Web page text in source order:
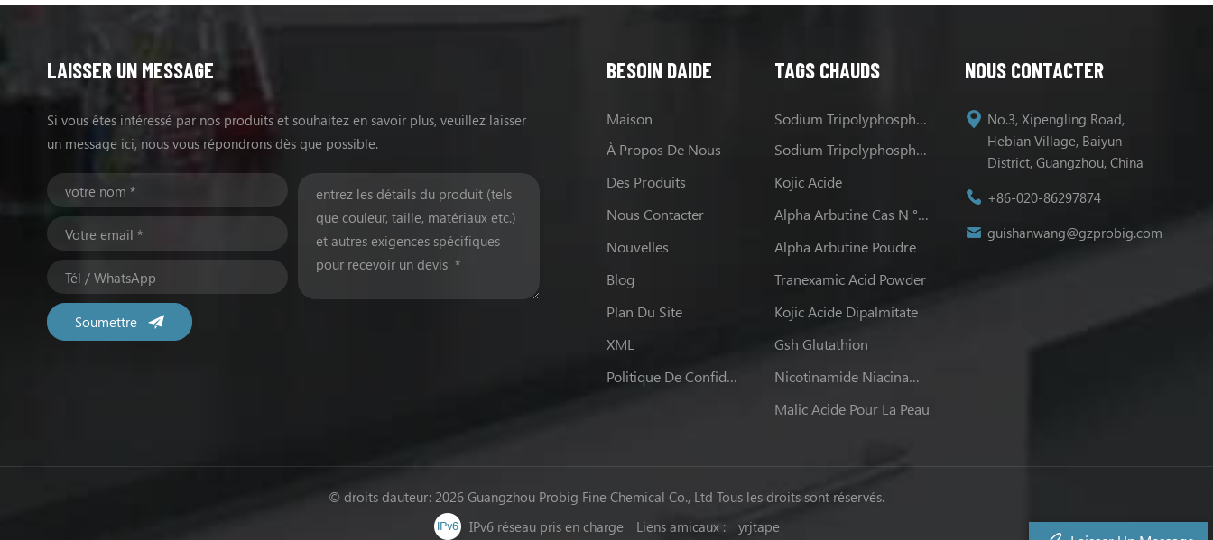
LAISSER UN MESSAGE
Si vous êtes intéressé par nos produits et souhaitez en savoir plus, veuillez laisser
un message ici, nous vous répondrons dès que possible.
BESOIN DAIDE
Maison
À Propos De Nous
Des Produits
Nous Contacter
Nouvelles
Blog
Plan Du Site
XML
Politique De Confidentialité
TAGS CHAUDS
Sodium Tripolyphosphate
Sodium Tripolyphosphate Les Usages
Kojic Acide
Alpha Arbutine Cas N ° 84380-01-8
Alpha Arbutine Poudre
Tranexamic Acid Powder
Kojic Acide Dipalmitate
Gsh Glutathion
Nicotinamide Niacinamide
Malic Acide Pour La Peau
NOUS CONTACTER
No.3, Xipengling Road,
Hebian Village, Baiyun
District, Guangzhou, China
+86-020-86297874
guishanwang@gzprobig.com
© droits dauteur: 2026 Guangzhou Probig Fine Chemical Co., Ltd Tous les droits sont réservés.
IPv6 réseau pris en charge
Liens amicaux : yrjtape